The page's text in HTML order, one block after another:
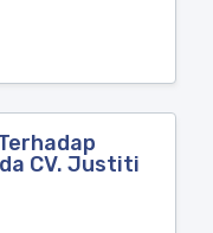
CV. Justiti